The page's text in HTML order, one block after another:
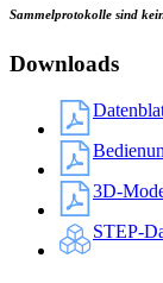
Sammelprotokolle sind
Downloads
3D-
STEP-